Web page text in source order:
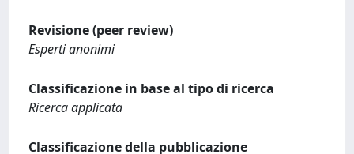
Revisione (peer review)
Esperti anonimi
Classificazione in base al tipo di ricerca
Ricerca applicata
Classificazione della pubblicazione